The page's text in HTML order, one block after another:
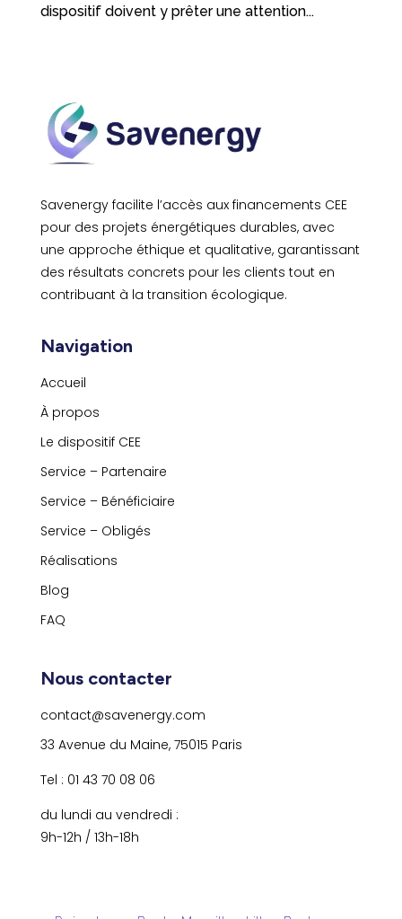
dispositif doivent y prêter une attention...
Savenergy facilite l’accès aux financements CEE
pour des projets énergétiques durables, avec
une approche éthique et qualitative, garantissant
des résultats concrets pour les clients tout en
contribuant à la transition écologique.
Navigation
Accueil
À propos
Le dispositif CEE
Service – Partenaire
Service – Bénéficiaire
Service – Obligés
Réalisations
Blog
FAQ
Nous contacter
contact@savenergy.com
33 Avenue du Maine, 75015 Paris
Tel : 01 43 70 08 06
du lundi au vendredi :
9h-12h / 13h-18h